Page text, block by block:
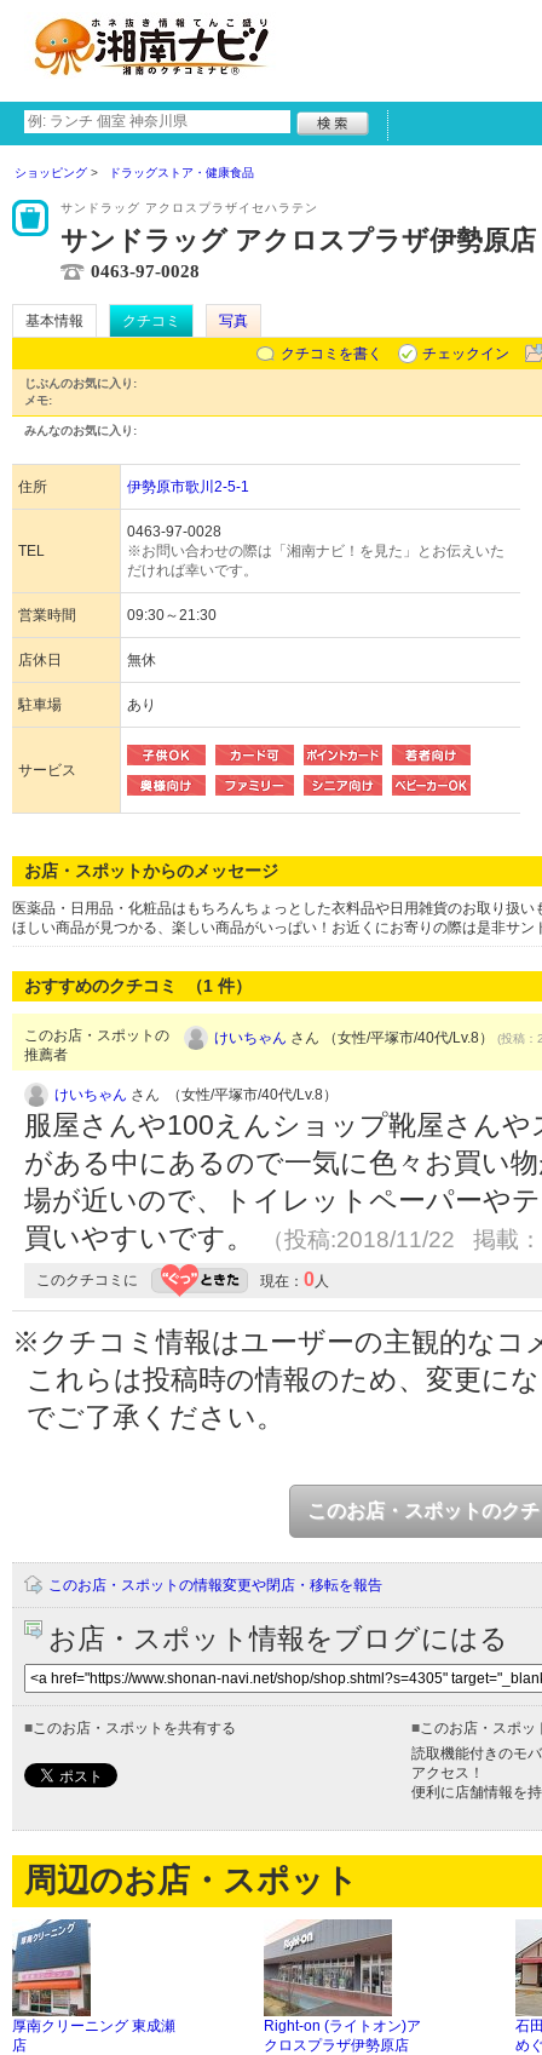
ショッピング ドラッグストア・健康食品
サンドラッグ アクロスプラザイセハラテン
サンドラッグ アクロスプラザ伊勢原店
0463-97-0028
基本情報 クチコミ
写真
クチコミを書く
チェックイン
じぶんのお気に入り:
メモ:
みんなのお気に入り:
住所 伊勢原市歌川2-5-1
TEL
0463-97-0028
※お問い合わせの際は「湘南ナビ！を見た」とお伝えいた
だければ幸いです。
営業時間 09:30～21:30
店休日 無休
駐車場 あり
サービス
お店・スポットからのメッセージ
医薬品・日用品・化粧品はもちろんちょっとした衣料品や日用雑貨のお取り扱い
ほしい商品が見つかる、楽しい商品がいっぱい！お近くにお寄りの際は是非サン
おすすめのクチコミ （1 件）
このお店・スポットの
推薦者
けいちゃん さん （女性/平塚市/40代/Lv.8） (投稿
けいちゃん さん （女性/平塚市/40代/Lv.8）
服屋さんや100えんショップ靴屋さん
がある中にあるので一気に色々お買い
場が近いので、トイレットペーパーや
買いやすいです。
（投稿:2018/11/22 掲載
このクチコミに 現在： 0人
※クチコミ情報はユーザーの主観的なコ
これらは投稿時の情報のため、変更に
でご了承ください。
このお店・スポットのク
このお店・スポットの情報変更や閉店・移転を報告
お店・スポット情報をブログにはる
■このお店・スポットを共有する ■このお店・スポッ
読取機能付きのモ
アクセス！
便利に店舗情報を
周辺のお店・スポット
厚南クリーニング 東成瀬
店
Right-on (ライトオン)ア
クロスプラザ伊勢原店
石
め